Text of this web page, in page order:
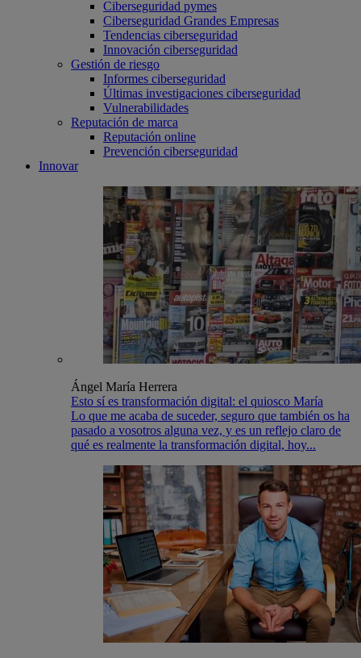
Ciberseguridad pymes
Ciberseguridad Grandes Empresas
Tendencias ciberseguridad
Innovación ciberseguridad
Gestión de riesgo
Informes ciberseguridad
Últimas investigaciones ciberseguridad
Vulnerabilidades
Reputación de marca
Reputación online
Prevención ciberseguridad
Innovar
Ángel María Herrera
Esto sí es transformación digital: el quiosco María
Lo que me acaba de suceder, seguro que también os ha
pasado a vosotros alguna vez, y es un reflejo claro de
qué es realmente la transformación digital, hoy...